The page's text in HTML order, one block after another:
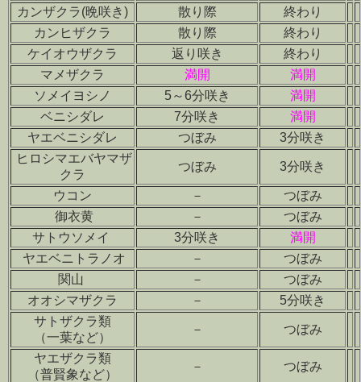
カンザクラ(晩咲き)
散り際
終わり
カンヒザクラ
散り際
終わり
ケイオウザクラ
返り咲き
終わり
マメザクラ
満開
満開
ソメイヨシノ
5～6分咲き
満開
ベニシダレ
7分咲き
満開
ヤエベニシダレ
つぼみ
3分咲き
ヒロシマエバヤマザ
クラ
つぼみ 3分咲き
ウコン －
つぼみ
御衣黄
－
つぼみ
サトウソメイ
3分咲き
満開
ヤエベニトラノオ
－
つぼみ
関山
－
つぼみ
オオシマザクラ
－
5分咲き
サトザクラ類
（一葉など）
－ つぼみ
ヤエザクラ類
（普賢象など）
－ つぼみ